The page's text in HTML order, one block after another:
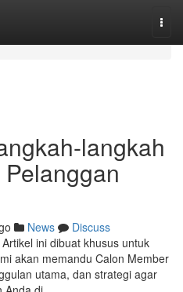
langkah
News
Discuss
ini dibuat khusus untuk
akan memandu Calon Member
utama, dan strategi agar